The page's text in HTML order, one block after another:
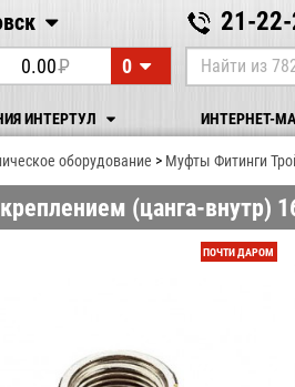
21-
0.00P
0
ИНТЕРТУЛ ИНТЕРНЕТ-
оборудование Муфты Фитинги
(цанга-внутр)
ПОЧТИ ДАРОМ